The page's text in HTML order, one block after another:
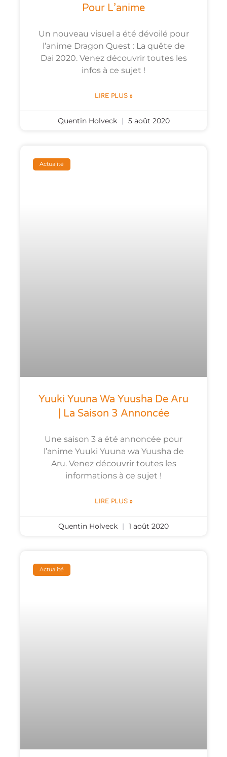
Pour L’anime
Un nouveau visuel a été dévoilé pour
l’anime Dragon Quest : La quête de
Dai 2020. Venez découvrir toutes les
infos à ce sujet !
LIRE PLUS »
Quentin Holveck 5 août 2020
Actualité
Yuuki Yuuna Wa Yuusha De Aru
| La Saison 3 Annoncée
Une saison 3 a été annoncée pour
l’anime Yuuki Yuuna wa Yuusha de
Aru. Venez découvrir toutes les
informations à ce sujet !
LIRE PLUS »
Quentin Holveck 1 août 2020
Actualité